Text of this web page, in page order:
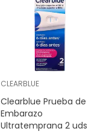
CLEARBLUE
Clearblue Prueba de
Embarazo
Ultratemprana 2 uds